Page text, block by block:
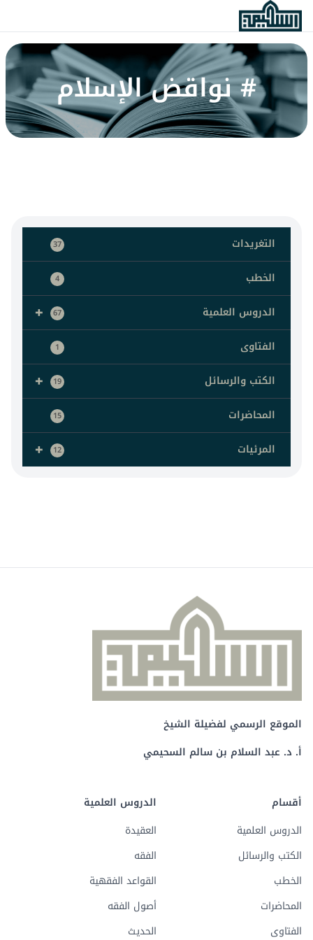
# نواقض الإسلام
التغريدات 37
الخطب 4
+ الدروس العلمية 67
الفتاوى 1
+ الكتب والرسائل 19
المحاضرات 15
+ المرئيات 12
الموقع الرسمي لفضيلة الشيخ
أ. د. عبد السلام بن سالم السحيمي
أقسام
الدروس العلمية
الكتب والرسائل
الخطب
المحاضرات
الفتاوى
الدروس العلمية
العقيدة
الفقه
القواعد الفقهية
أصول الفقه
الحديث